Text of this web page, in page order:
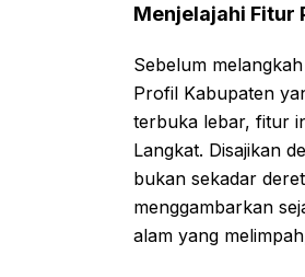
Menjelajahi Fitur
Sebelum
Profil Kabupaten
terbuka lebar, fitur
Langkat. Disajikan
bukan sekadar
menggambarkan
alam yang